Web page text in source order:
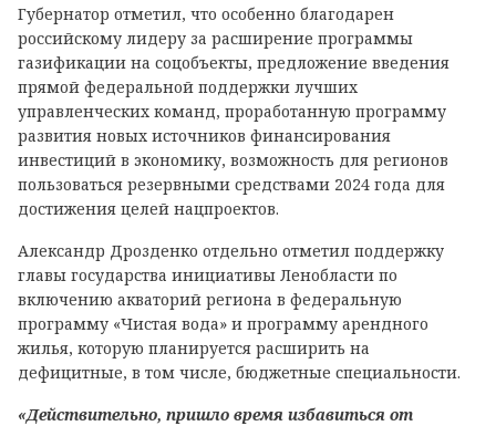
Губернатор отметил, что особенно благодарен
российскому лидеру за расширение программы
газификации на соцобъекты, предложение введения
прямой федеральной поддержки лучших
управленческих команд, проработанную программу
развития новых источников финансирования
инвестиций в экономику, возможность для регионов
пользоваться резервными средствами 2024 года для
достижения целей нацпроектов.
Александр Дрозденко отдельно отметил поддержку
главы государства инициативы Ленобласти по
включению акваторий региона в федеральную
программу «Чистая вода» и программу арендного
жилья, которую планируется расширить на
дефицитные, в том числе, бюджетные специальности.
«Действительно, пришло время избавиться от